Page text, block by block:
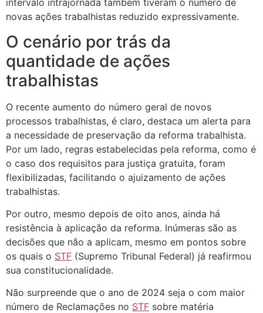
intervalo intrajornada também tiveram o número de
novas ações trabalhistas reduzido expressivamente.
O cenário por trás da
quantidade de ações
trabalhistas
O recente aumento do número geral de novos
processos trabalhistas, é claro, destaca um alerta para
a necessidade de preservação da reforma trabalhista.
Por um lado, regras estabelecidas pela reforma, como é
o caso dos requisitos para justiça gratuita, foram
flexibilizadas, facilitando o ajuizamento de ações
trabalhistas.
Por outro, mesmo depois de oito anos, ainda há
resistência à aplicação da reforma. Inúmeras são as
decisões que não a aplicam, mesmo em pontos sobre
os quais o STF (Supremo Tribunal Federal) já reafirmou
sua constitucionalidade.
Não surpreende que o ano de 2024 seja o com maior
número de Reclamações no STF sobre matéria